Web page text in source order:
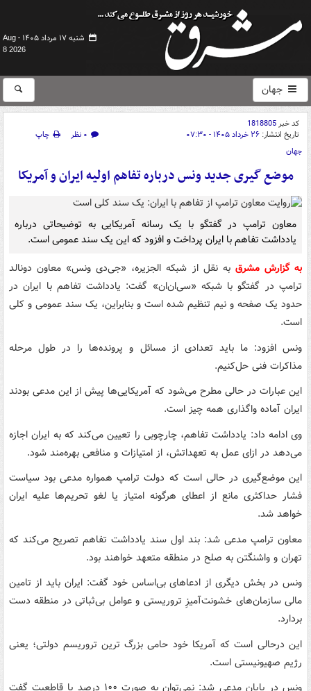
شنبه ۱۷ مرداد ۱۴۰۵ -
Aug
8 2026
جهان
کد خبر1818805
تاریخ انتشار: ۲۶ خرداد ۱۴۰۵ - ۰۷:۳۰ ۰ نظر
چاپ
جهان
موضع گیری جدید ونس درباره تفاهم اولیه ایران و آمریکا
معاون ترامپ در گفتگو با یک رسانه آمریکایی به توضیحاتی درباره
یادداشت تفاهم با ایران پرداخت و افزود که این یک سند عمومی است.
به گزارش مشرق به نقل از شبکه الجزیره، «جی‌دی ونس» معاون دونالد
ترامپ در گفتگو با شبکه «سی‌ان‌ان» گفت: یادداشت تفاهم با ایران در
حدود یک صفحه و نیم تنظیم شده است و بنابراین، یک سند عمومی و کلی
است.
ونس افزود: ما باید تعدادی از مسائل و پرونده‌ها را در طول مرحله
مذاکرات فنی حل‌کنیم.
این عبارات در حالی مطرح می‌شود که آمریکایی‌ها پیش از این مدعی بودند
ایران آماده واگذاری همه چیز است.
وی ادامه داد: یادداشت تفاهم، چارچوبی را تعیین می‌کند که به ایران اجازه
می‌دهد در ازای عمل به تعهداتش، از امتیازات و منافعی بهره‌مند شود.
این موضع‌گیری در حالی است که دولت ترامپ همواره مدعی بود سیاست
فشار حداکثری مانع از اعطای هرگونه امتیاز یا لغو تحریم‌ها علیه ایران
خواهد شد.
معاون ترامپ مدعی شد: بند اول سند یادداشت تفاهم تصریح می‌کند که
تهران و واشنگتن به صلح در منطقه متعهد خواهند بود.
ونس در بخش دیگری از ادعاهای بی‌اساس خود گفت: ایران باید از تامین
مالی سازمان‌های خشونت‌آمیزِ تروریستی و عوامل بی‌ثباتی در منطقه دست
بردارد.
این درحالی است که آمریکا خود حامی بزرگ ترین تروریسم دولتی؛ یعنی
رژیم صهیونیستی است.
ونس در پایان مدعی شد: نمی‌توان به صورت ۱۰۰ درصد با قاطعیت گفت